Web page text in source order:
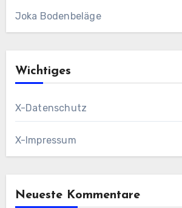
Joka Bodenbeläge
Wichtiges
X-Datenschutz
X-Impressum
Neueste Kommentare